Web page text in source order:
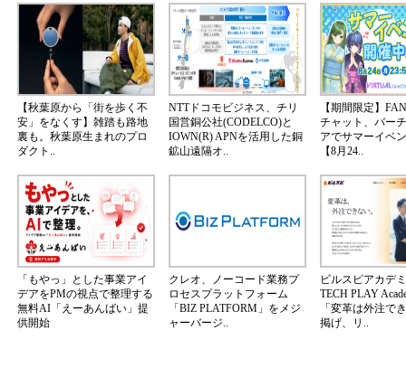
【秋葉原から「街を歩く不
安」をなくす】雑踏も路地
裏も。秋葉原生まれのプロ
ダクト..
NTTドコモビジネス、チリ
国営銅公社(CODELCO)と
IOWN(R) APNを活用した銅
鉱山遠隔オ..
【期間限定】
チャット、バー
アでサマーイベ
【8月24..
「もやっ」とした事業アイ
デアをPMの視点で整理する
無料AI「えーあんばい」提
供開始
クレオ、ノーコード業務プ
ロセスプラットフォーム
「BIZ PLATFORM」をメジ
ャーバージ..
ビルスピアカデ
TECH PLAY
「変革は外注で
掲げ、リ..